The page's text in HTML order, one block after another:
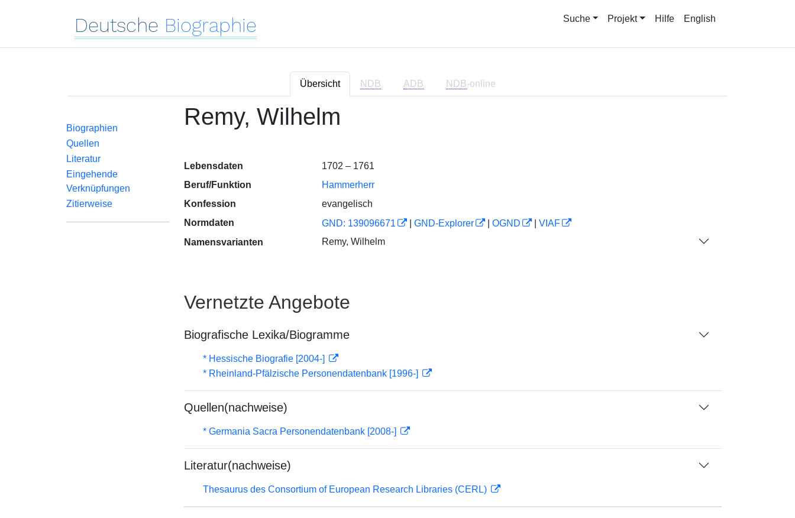
Deutsche Biographie Suche Projekt Hilfe English
Übersicht NDB ADB NDB-online
Biographien
Quellen
Literatur
Eingehende
Verknüpfungen
Zitierweise
Remy, Wilhelm
Lebensdaten
1702 – 1761
Beruf/Funktion
Hammerherr
Konfession
evangelisch
Normdaten
GND: 139096671 GND-Explorer OGND
VIAF
Namensvarianten
Remy, Wilhelm
Vernetzte Angebote
Biografische Lexika/Biogramme
* Hessische Biografie [2004-]
* Rheinland-Pfälzische Personendatenbank [1996-]
Quellen(nachweise)
* Germania Sacra Personendatenbank [2008-]
Literatur(nachweise)
Thesaurus des Consortium of European Research Libraries (CERL)